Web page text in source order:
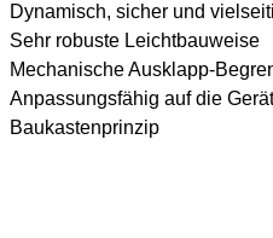
Dynamisch, sicher und
Sehr robuste Leichtbauweise
Mechanische Ausklapp-
Anpassungsfähig auf die
Baukastenprinzip